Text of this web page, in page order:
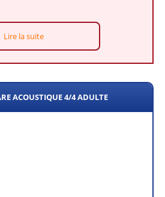
Lire la suite
ACOUSTIQUE 4/4 ADULTE